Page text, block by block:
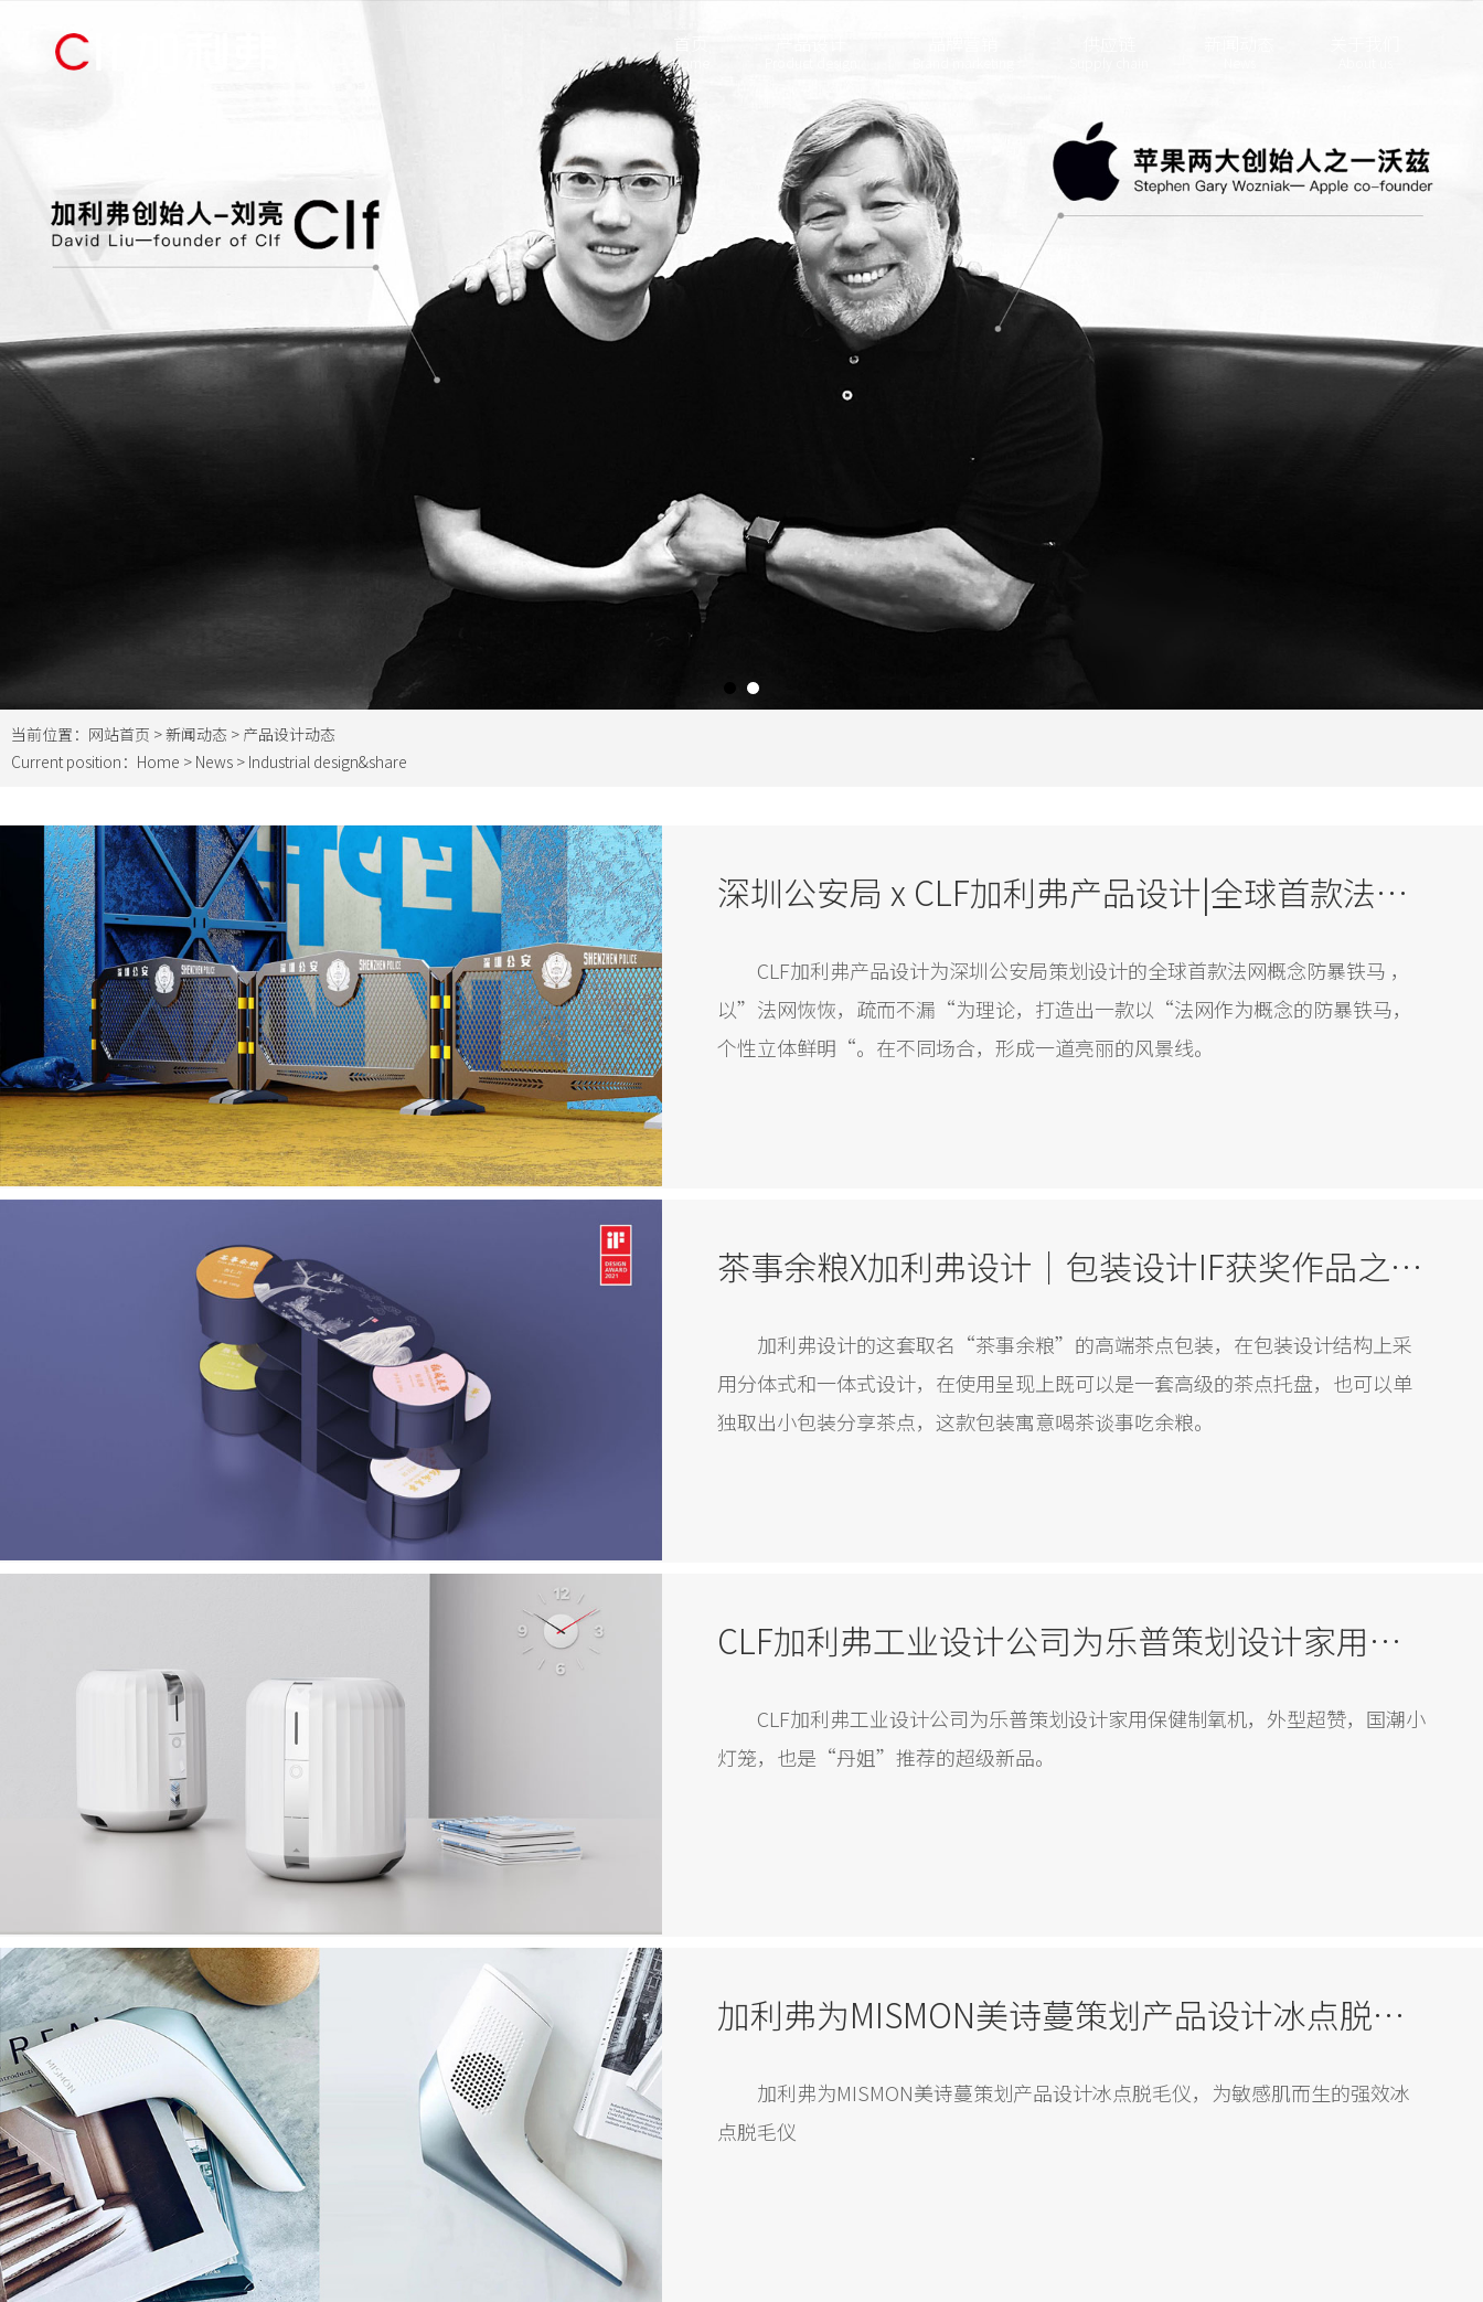
Home
当前位置： 网站首页 >新闻动态 > 产品设计动态
Current position： Home > News > Industrial design&share
深圳公安局 x CLF加利弗产品设计|全球首款法网概念防暴铁马
CLF加利弗产品设计为深圳公安局策划设计的全球首款法网概念防暴铁马 ，
以”法网恢恢，疏而不漏“为理论，打造出一款以“法网作为概念的防暴铁马，
个性立体鲜明“。在不同场合，形成一道亮丽的风景线。
茶事余粮X加利弗设计｜包装设计IF获奖作品之高端茶点
加利弗设计的这套取名“茶事余粮”的高端茶点包装，在包装设计结构上采
用分体式和一体式设计，在使用呈现上既可以是一套高级的茶点托盘，也可以单
独取出小包装分享茶点，这款包装寓意喝茶谈事吃余粮。
CLF加利弗工业设计公司为乐普策划设计家用保健制氧机
CLF加利弗工业设计公司为乐普策划设计家用保健制氧机，外型超赞，国潮小
灯笼，也是“丹姐”推荐的超级新品。
加利弗为MISMON美诗蔓策划产品设计冰点脱毛仪，为敏感肌而生的强效冰点脱毛仪
加利弗为MISMON美诗蔓策划产品设计冰点脱毛仪，为敏感肌而生的强效冰
点脱毛仪